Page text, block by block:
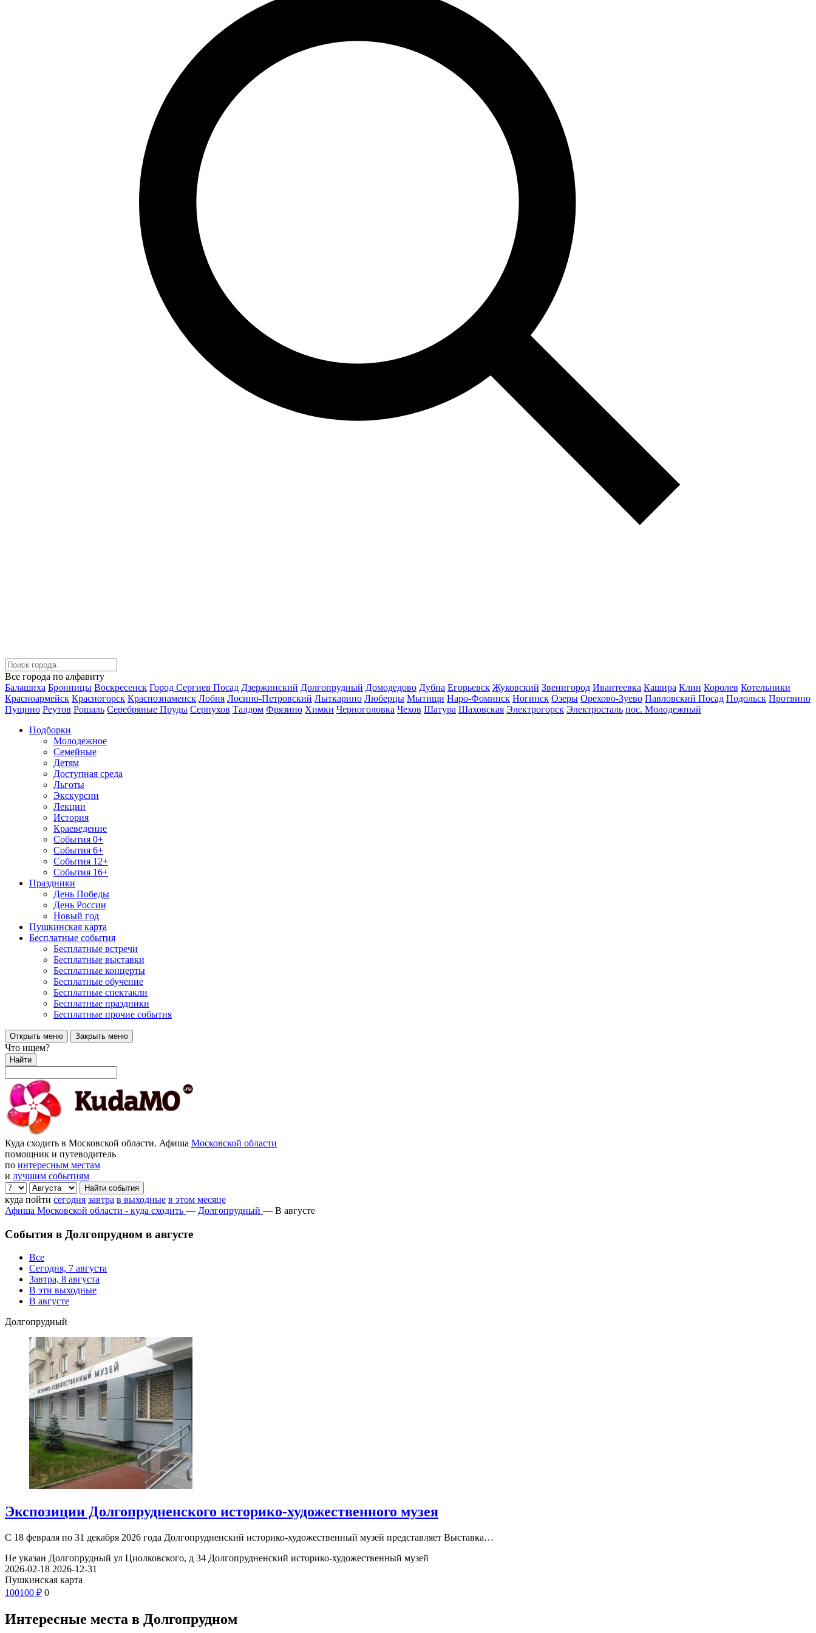
Все города по алфавиту
Балашиха Бронницы Воскресенск Город Сергиев Посад Дзержинский Долгопрудный Домодедово Дубна Егорьевск Жуковский Звенигород Ивантеевка Кашира Клин Королев Котельники
Красноармейск Красногорск Краснознаменск Лобня Лосино-Петровский Лыткарино Люберцы Мытищи Наро-Фоминск Ногинск Озеры Орехово-Зуево Павловский Посад Подольск Протвино
Пущино Реутов Рошаль Серебряные Пруды Серпухов Талдом Фрязино Химки Черноголовка Чехов Шатура Шаховская Электрогорск Электросталь пос. Молодежный
Подборки
Молодежное
Семейные
Детям
Доступная среда
Льготы
Экскурсии
Лекции
История
Краеведение
События 0+
События 6+
События 12+
События 16+
Праздники
День Победы
День России
Новый год
Пушкинская карта
Бесплатные события
Бесплатные встречи
Бесплатные выставки
Бесплатные концерты
Бесплатные обучение
Бесплатные спектакли
Бесплатные праздники
Бесплатные прочие события
Открыть меню Закрыть меню
Что ищем?
Найти
Куда сходить в Московской области. Афиша Московской области
помощник и путеводитель
по интересным местам
и лучшим событиям
куда пойти сегодня завтра в выходные в этом месяце
Афиша Московской области - куда сходить — Долгопрудный — В августе
События в Долгопрудном в августе
Все
Сегодня, 7 августа
Завтра, 8 августа
В эти выходные
В августе
Долгопрудный
Экспозиции Долгопрудненского историко-художественного музея
С 18 февраля по 31 декабря 2026 года Долгопрудненский историко-художественный музей представляет Выставка…
Не указан Долгопрудный ул Циолковского, д 34 Долгопрудненский историко-художественный музей
2026-02-18 2026-12-31
Пушкинская карта
100100 ₽ 0
Интересные места в Долгопрудном